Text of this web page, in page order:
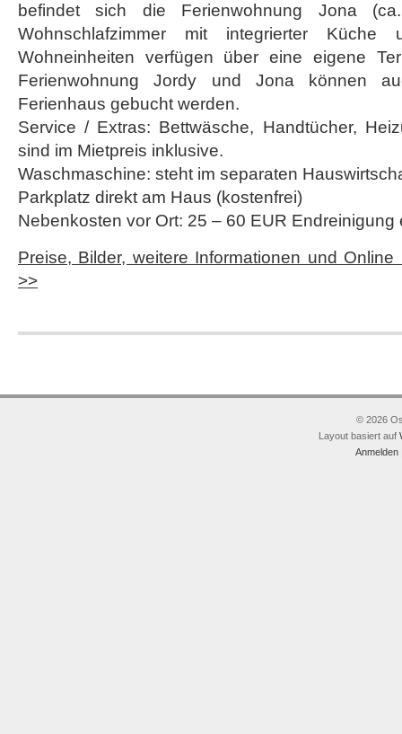
befindet sich die Ferienwohnung Jona
Wohnschlafzimmer mit integrierter Küche
Wohneinheiten verfügen über eine eigene
Ferienwohnung Jordy und Jona können
Ferienhaus gebucht werden.
Service / Extras: Bettwäsche, Handtücher,
sind im Mietpreis inklusive.
Waschmaschine: steht im separaten
Parkplatz direkt am Haus (kostenfrei)
Nebenkosten vor Ort: 25 – 60 EUR Endreinigung
Preise, Bilder, weitere Informationen und
>>
© 2026
Layout basiert auf
Anmelden|